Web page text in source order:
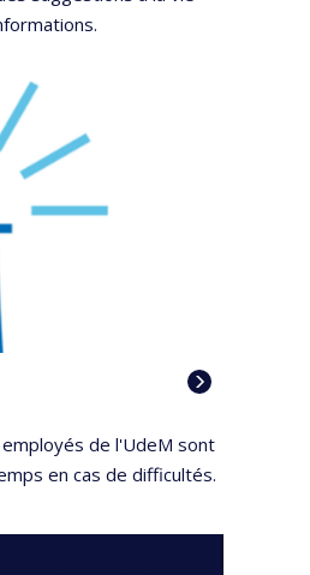
de l'UdeM sont
en cas de difficultés.